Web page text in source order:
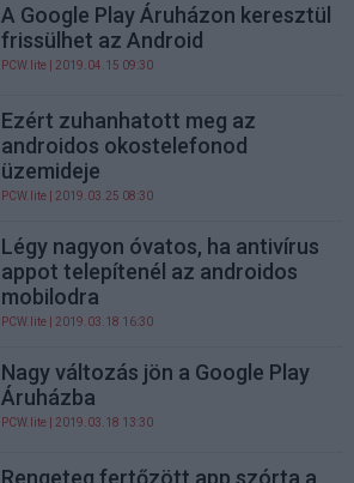
A Google Play Áruházon keresztül
frissülhet az Android
PCW.lite | 2019.04.15 09:30
Ezért zuhanhatott meg az
androidos okostelefonod
üzemideje
PCW.lite | 2019.03.25 08:30
Légy nagyon óvatos, ha antivírus
appot telepítenél az androidos
mobilodra
PCW.lite | 2019.03.18 16:30
Nagy változás jön a Google Play
Áruházba
PCW.lite | 2019.03.18 13:30
Rengeteg fertőzött app szórta a